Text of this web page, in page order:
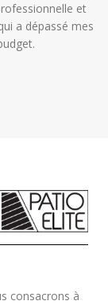
et
a dépassé mes
consacrons à